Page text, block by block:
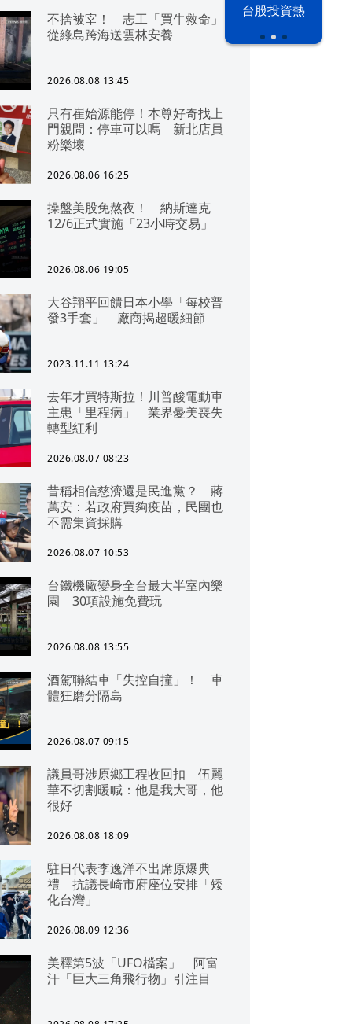
漢光42演習 台股投資熱
不捨被宰！ 志工「買牛救命」
從綠島跨海送雲林安養
2026.08.08 13:45
只有崔始源能停！本尊好奇找上
門親問：停車可以嗎 新北店員
粉樂壞
2026.08.06 16:25
操盤美股免熬夜！ 納斯達克
12/6正式實施「23小時交易」
2026.08.06 19:05
大谷翔平回饋日本小學「每校普
發3手套」 廠商揭超暖細節
2023.11.11 13:24
去年才買特斯拉！川普酸電動車
主患「里程病」 業界憂美喪失
轉型紅利
2026.08.07 08:23
昔稱相信慈濟還是民進黨？ 蔣
萬安：若政府買夠疫苗，民團也
不需集資採購
2026.08.07 10:53
台鐵機廠變身全台最大半室內樂
園 30項設施免費玩
2026.08.08 13:55
酒駕聯結車「失控自撞」！ 車
體狂磨分隔島
2026.08.07 09:15
議員哥涉原鄉工程收回扣 伍麗
華不切割暖喊：他是我大哥，他
很好
2026.08.08 18:09
駐日代表李逸洋不出席原爆典
禮 抗議長崎市府座位安排「矮
化台灣」
2026.08.09 12:36
美釋第5波「UFO檔案」 阿富
汗「巨大三角飛行物」引注目